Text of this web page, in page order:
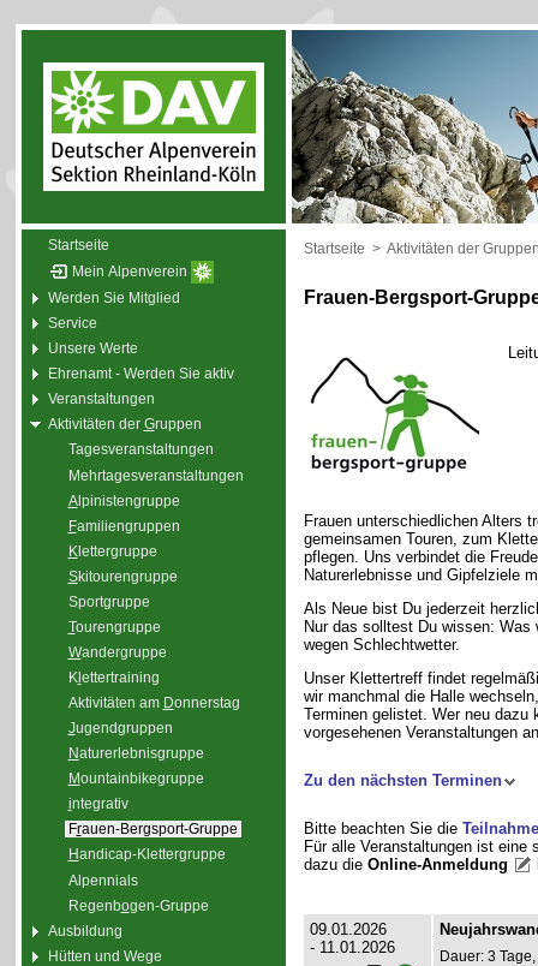
Startseite
Mein Alpenverein
Werden Sie Mitglied
Service
Unsere Werte
Ehrenamt - Werden Sie aktiv
Veranstaltungen
Aktivitäten der Gruppen
Tagesveranstaltungen
Mehrtagesveranstaltungen
Alpinistengruppe
Familiengruppen
Klettergruppe
Skitourengruppe
Sportgruppe
Tourengruppe
Wandergruppe
Kl ettertraining
Aktivitäten am Donnerstag
Jugendgruppen
Naturerlebnisgruppe
Mountainbikegruppe
integrativ
Frauen-Bergsport-Gruppe
Handicap-Klettergruppe
Alpennials
Regenbogen-Gruppe
Ausbildung
Hütten und Wege
Startseite > Aktivitäten der
Frauen-Bergsport-
Frauen unterschiedlichen Alters
gemeinsamen Touren, zum
pflegen. Uns verbindet die
Naturerlebnisse und Gipfelziele
Als Neue bist Du jederzeit
Nur das solltest Du wissen: Was
wegen Schlechtwetter.
Unser Klettertreff findet
wir manchmal die Halle
Terminen gelistet. Wer neu
vorgesehenen Veranstaltungen
Zu den nächsten Terminen
Bitte beachten Sie die
Für alle Veranstaltungen ist
dazu die Online-Anmeldung
09.01.2026
- 11.01.2026
Dauer: 3